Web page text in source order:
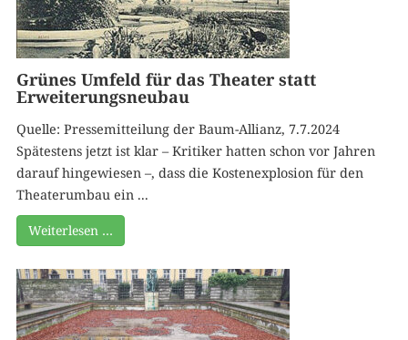
Grünes Umfeld für das Theater statt
Erweiterungsneubau
Quelle: Pressemitteilung der Baum-Allianz, 7.7.2024
Spätestens jetzt ist klar – Kritiker hatten schon vor Jahren
darauf hingewiesen –, dass die Kostenexplosion für den
Theaterumbau ein ...
Weiterlesen …